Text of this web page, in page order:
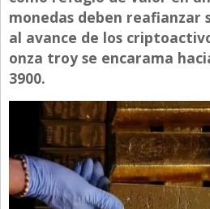
Diarios del Mundo
Directivos
Ecología y Ambiente
Economía
El Experto
El Innovador
El Precio Que Yo Ví
monedas deben
al avance de los
onza troy se encarama
3900.